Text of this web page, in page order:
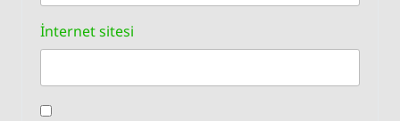
İnternet sitesi